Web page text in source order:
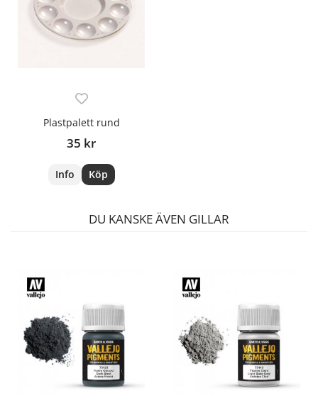
Plastpalett rund
35 kr
Info Köp
DU KANSKE ÄVEN GILLAR